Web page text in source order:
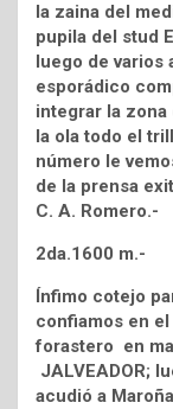
la zaina del
pupila del stud
luego de varios
esporádico
integrar la zona
la ola todo el
número le
de la prensa
C. A. Romero.-
2da.1600 m.-
Ínfimo cotejo
confiamos en
forastero en
JALVEADOR;
acudió a